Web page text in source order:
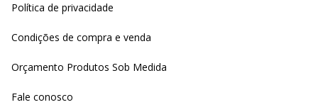
Política de privacidade
Condições de compra e venda
Orçamento Produtos Sob Medida
Fale conosco